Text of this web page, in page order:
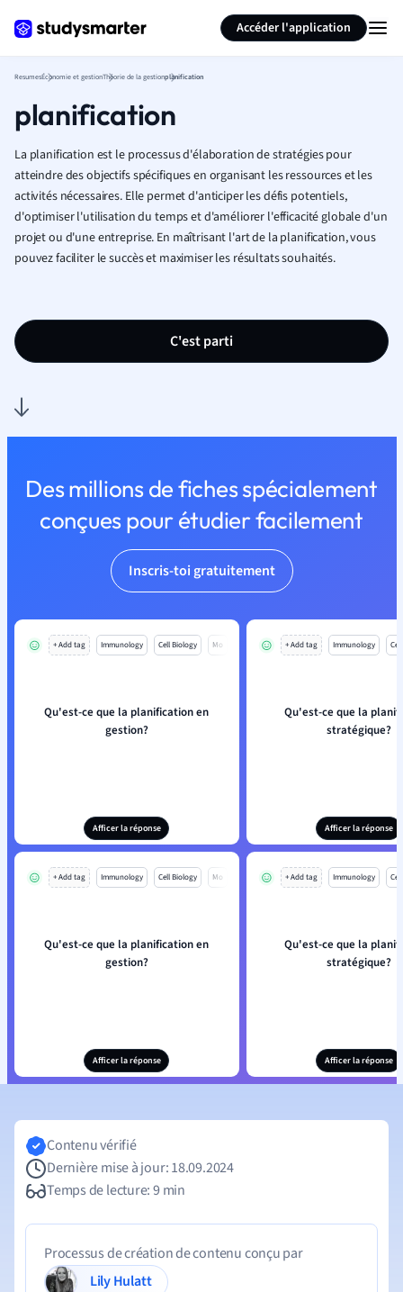
Accéder l'application
ResumesÉconomie et gestionThéorie de la gestionplanification
planification
La planification est le processus d'élaboration de stratégies pour
atteindre des objectifs spécifiques en organisant les ressources et les
activités nécessaires. Elle permet d'anticiper les défis potentiels,
d'optimiser l'utilisation du temps et d'améliorer l'efficacité globale d'un
projet ou d'une entreprise. En maîtrisant l'art de la planification, vous
pouvez faciliter le succès et maximiser les résultats souhaités.
C'est parti
Des millions de fiches spécialement
conçues pour étudier facilement
Inscris-toi gratuitement
+ Add tag Immunology Cell Biology Mo
Qu'est-ce que la planification en
gestion?
Afficer la réponse
+ Add tag Immunology
Qu'est-ce que la
stratégique?
Afficer la réponse
+ Add tag Immunology Cell Biology Mo
Qu'est-ce que la planification en
gestion?
Afficer la réponse
+ Add tag Immunology
Qu'est-ce que la
stratégique?
Afficer la réponse
Résumer la page
Contenu vérifié
Dernière mise à jour: 18.09.2024
Temps de lecture: 9 min
Processus de création de contenu conçu par
Lily Hulatt